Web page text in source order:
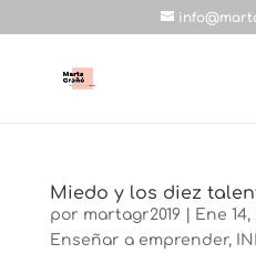
Miedo y los diez
por martagr2019| Ene 14,
Enseñar a emprender,